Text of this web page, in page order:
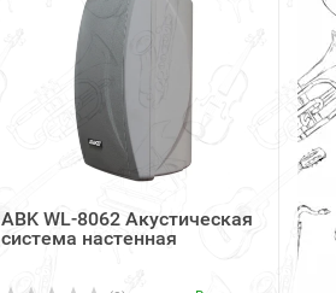
ABK WL-8062 Акустическая
система настенная